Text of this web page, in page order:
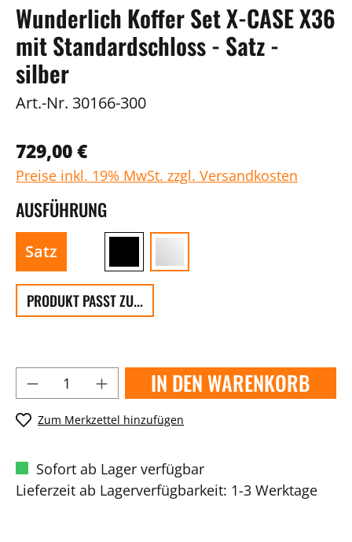
Wunderlich Koffer Set X-CASE X36
mit Standardschloss - Satz -
silber
Art.-Nr. 30166-300
729,00 €
Preise inkl. 19% MwSt. zzgl. Versandkosten
AUSFÜHRUNG
Satz
PRODUKT PASST ZU...
IN DEN WARENKORB
Zum Merkzettel hinzufügen
Sofort ab Lager verfügbar
Lieferzeit ab Lagerverfügbarkeit: 1-3 Werktage